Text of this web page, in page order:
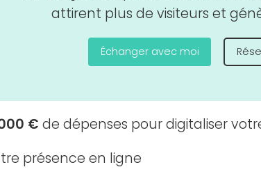
attirent plus de visiteurs et
Échanger avec moi
€ de dépenses pour digitaliser
présence en ligne